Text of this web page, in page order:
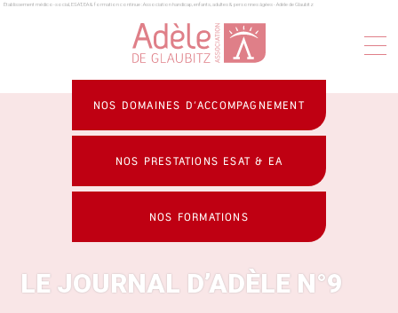
Panneau de gestion des cookies
Établissement médico-social, ESAT, EA & formation continue : Association handicap, enfants, adultes & personnes âgées - Adèle de Glaubitz
NOS DOMAINES D’ACCOMPAGNEMENT
NOS PRESTATIONS ESAT & EA
NOS FORMATIONS
LE JOURNAL D’ADÈLE N°9